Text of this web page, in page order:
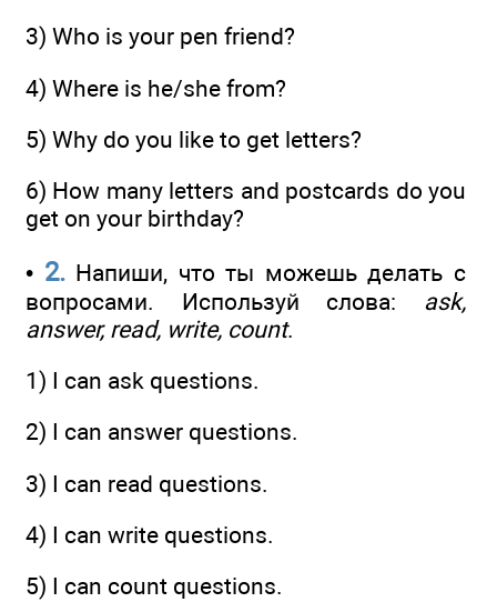
3) Who is your pen friend?
4) Where is he/she from?
5) Why do you like to get letters?
6) How many letters and postcards do you
get on your birthday?
• 2.Напиши, что ты можешь делать с
вопросами. Используй слова: ask,
answer, read, write, count.
1) I can ask questions.
2) I can answer questions.
3) I can read questions.
4) I can write questions.
5) I can count questions.